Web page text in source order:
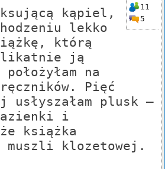
11
5
kąpiel,
lekko
którą
ją
na
Pięć
usłyszałam plusk –
i
książka
muszli klozetowej.